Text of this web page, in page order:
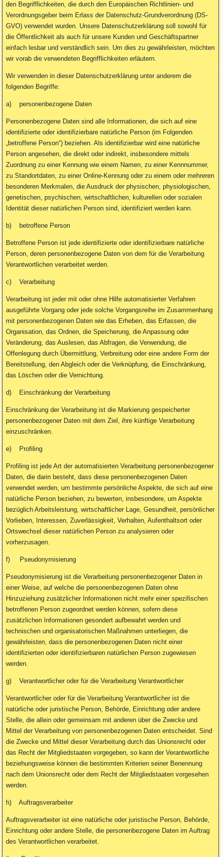
den Begrifflichkeiten, die durch den Europäischen Richtlinien- und
Verordnungsgeber beim Erlass der Datenschutz-Grundverordnung (DS-
GVO) verwendet wurden. Unsere Datenschutzerklärung soll sowohl für
die Öffentlichkeit als auch für unsere Kunden und Geschäftspartner
einfach lesbar und verständlich sein. Um dies zu gewährleisten, möchten
wir vorab die verwendeten Begrifflichkeiten erläutern.
Wir verwenden in dieser Datenschutzerklärung unter anderem die
folgenden Begriffe:
a) personenbezogene Daten
Personenbezogene Daten sind alle Informationen, die sich auf eine
identifizierte oder identifizierbare natürliche Person (im Folgenden
„betroffene Person“) beziehen. Als identifizierbar wird eine natürliche
Person angesehen, die direkt oder indirekt, insbesondere mittels
Zuordnung zu einer Kennung wie einem Namen, zu einer Kennnummer,
zu Standortdaten, zu einer Online-Kennung oder zu einem oder mehreren
besonderen Merkmalen, die Ausdruck der physischen, physiologischen,
genetischen, psychischen, wirtschaftlichen, kulturellen oder sozialen
Identität dieser natürlichen Person sind, identifiziert werden kann.
b) betroffene Person
Betroffene Person ist jede identifizierte oder identifizierbare natürliche
Person, deren personenbezogene Daten von dem für die Verarbeitung
Verantwortlichen verarbeitet werden.
c) Verarbeitung
Verarbeitung ist jeder mit oder ohne Hilfe automatisierter Verfahren
ausgeführte Vorgang oder jede solche Vorgangsreihe im Zusammenhang
mit personenbezogenen Daten wie das Erheben, das Erfassen, die
Organisation, das Ordnen, die Speicherung, die Anpassung oder
Veränderung, das Auslesen, das Abfragen, die Verwendung, die
Offenlegung durch Übermittlung, Verbreitung oder eine andere Form der
Bereitstellung, den Abgleich oder die Verknüpfung, die Einschränkung,
das Löschen oder die Vernichtung.
d) Einschränkung der Verarbeitung
Einschränkung der Verarbeitung ist die Markierung gespeicherter
personenbezogener Daten mit dem Ziel, ihre künftige Verarbeitung
einzuschränken.
e) Profiling
Profiling ist jede Art der automatisierten Verarbeitung personenbezogener
Daten, die darin besteht, dass diese personenbezogenen Daten
verwendet werden, um bestimmte persönliche Aspekte, die sich auf eine
natürliche Person beziehen, zu bewerten, insbesondere, um Aspekte
bezüglich Arbeitsleistung, wirtschaftlicher Lage, Gesundheit, persönlicher
Vorlieben, Interessen, Zuverlässigkeit, Verhalten, Aufenthaltsort oder
Ortswechsel dieser natürlichen Person zu analysieren oder
vorherzusagen.
f) Pseudonymisierung
Pseudonymisierung ist die Verarbeitung personenbezogener Daten in
einer Weise, auf welche die personenbezogenen Daten ohne
Hinzuziehung zusätzlicher Informationen nicht mehr einer spezifischen
betroffenen Person zugeordnet werden können, sofern diese
zusätzlichen Informationen gesondert aufbewahrt werden und
technischen und organisatorischen Maßnahmen unterliegen, die
gewährleisten, dass die personenbezogenen Daten nicht einer
identifizierten oder identifizierbaren natürlichen Person zugewiesen
werden.
g) Verantwortlicher oder für die Verarbeitung Verantwortlicher
Verantwortlicher oder für die Verarbeitung Verantwortlicher ist die
natürliche oder juristische Person, Behörde, Einrichtung oder andere
Stelle, die allein oder gemeinsam mit anderen über die Zwecke und
Mittel der Verarbeitung von personenbezogenen Daten entscheidet. Sind
die Zwecke und Mittel dieser Verarbeitung durch das Unionsrecht oder
das Recht der Mitgliedstaaten vorgegeben, so kann der Verantwortliche
beziehungsweise können die bestimmten Kriterien seiner Benennung
nach dem Unionsrecht oder dem Recht der Mitgliedstaaten vorgesehen
werden.
h) Auftragsverarbeiter
Auftragsverarbeiter ist eine natürliche oder juristische Person, Behörde,
Einrichtung oder andere Stelle, die personenbezogene Daten im Auftrag
des Verantwortlichen verarbeitet.